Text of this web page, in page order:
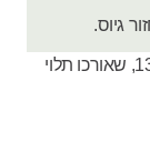
גיוס.
לאחר השיבוץ תמשיכו לקורס המשך בבה"ד 13, שאורכו תלוי